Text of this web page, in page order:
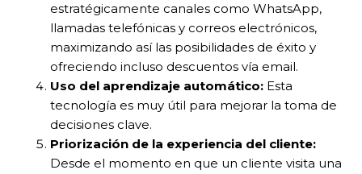
estratégicamente canales como WhatsApp,
llamadas telefónicas y correos electrónicos,
maximizando así las posibilidades de éxito y
ofreciendo incluso descuentos vía email.
Uso del aprendizaje automático: Esta
tecnología es muy útil para mejorar la toma de
decisiones clave.
Priorización de la experiencia del cliente:
Desde el momento en que un cliente visita una